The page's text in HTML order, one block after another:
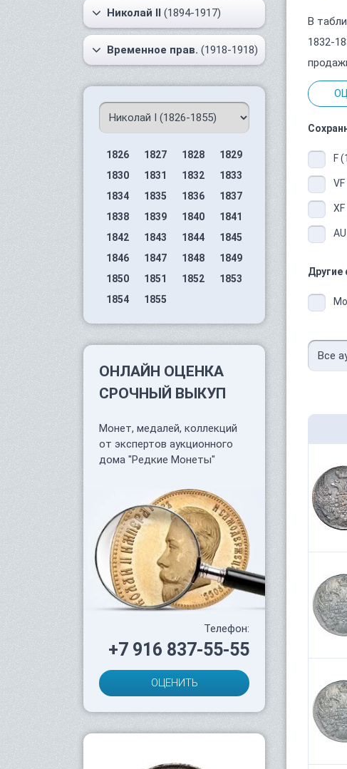
Николай II (1894-1917)
Временное прав. (1918-1918)
1826 1827 1828
1829
1830
1831 1832
1833
1834
1835 1836
1837
1838
1839 1840
1841
1842
1843 1844
1845
1846
1847 1848
1849
1850
1851 1852
1853
1854
1855
ОНЛАЙН ОЦЕНКА
СРОЧНЫЙ ВЫКУП
Монет, медалей, коллекций
от экспертов аукционного
дома "Редкие Монеты"
Телефон:
+7 916 837-55-55
ОЦЕНИТЬ
В
1832-
F